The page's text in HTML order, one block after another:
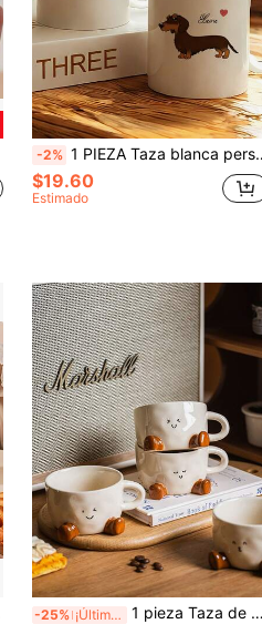
-2% 1 PIEZA Taza blanca personalizada y personalizada con Dachshund, taza de agua personalizada, taza de café personalizada, regalo personalizado de Halloween y Navidad, taza de café con hielo, 24 patrones de Dachshund para elegir, taza de café con hielo personalizada
$19.60
Estimado
-25% ¡Últimos 3 días 1 pieza Taza de cerámica con diseño de huella de dibujo animado, taza de café de nicho de colores de esmalte, adecuada como taza de leche para el desayuno, taza de té diaria o regalo, perfecta para cumpleaños, regalo de Navidad